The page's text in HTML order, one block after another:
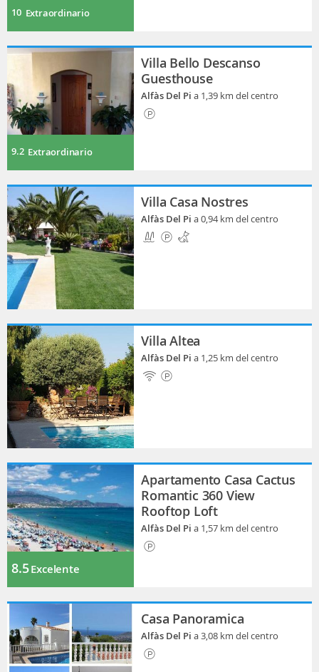
10 Extraordinario
9.2 Extraordinario
Villa Bello Descanso
Guesthouse
Alfàs Del Pia 1,39 km del centro
Villa Casa Nostres
Alfàs Del Pia 0,94 km del centro
Villa Altea
Alfàs Del Pia 1,25 km del centro
8.5Excelente
Apartamento Casa Cactus
Romantic 360 View
Rooftop Loft
Alfàs Del Pia 1,57 km del centro
Casa Panoramica
Alfàs Del Pia 3,08 km del centro